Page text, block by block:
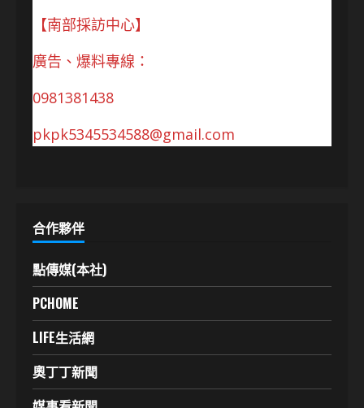
【南部採訪中心】
廣告、爆料專線：
0981381438
pkpk5345534588@gmail.com
合作夥伴
點傳媒(本社)
PCHOME
LIFE生活網
奧丁丁新聞